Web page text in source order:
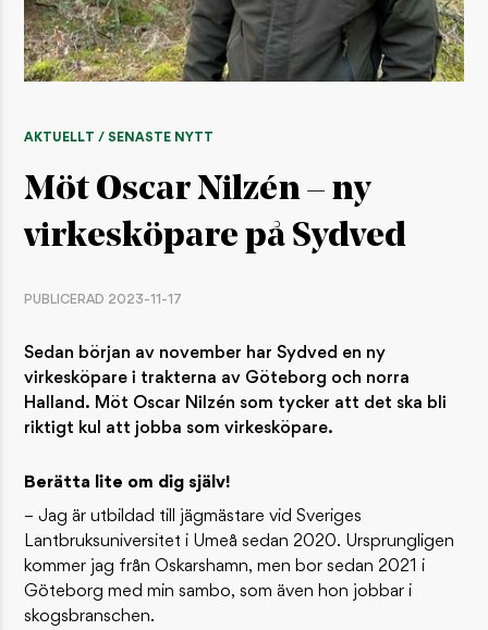
AKTUELLT / SENASTE NYTT
Möt Oscar Nilzén – ny
virkesköpare på Sydved
PUBLICERAD 2023-11-17
Sedan början av november har Sydved en ny
virkesköpare i trakterna av Göteborg och norra
Halland. Möt Oscar Nilzén som tycker att det ska bli
riktigt kul att jobba som virkesköpare.
Berätta lite om dig själv!
– Jag är utbildad till jägmästare vid Sveriges
Lantbruksuniversitet i Umeå sedan 2020. Ursprungligen
kommer jag från Oskarshamn, men bor sedan 2021 i
Göteborg med min sambo, som även hon jobbar i
skogsbranschen.